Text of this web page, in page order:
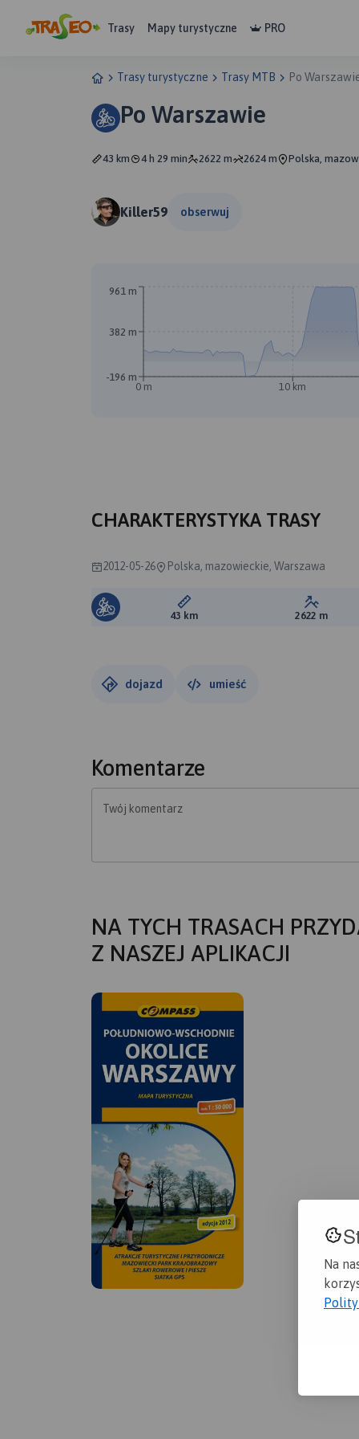
Na
Trasy Mapy turystyczne PRO
Trasy turystyczne Trasy MTB Po
Po Warszawie
43 km 4 h 29 min 2622 m 2624 m Polska,
Killer59 obserwuj
0 m 10 km
-196 m
382 m
961 m
CHARAKTERYSTYKA TRASY
2012-05-26 Polska, mazowieckie, Warszawa
Długość trasy:
43 km Suma
2622 m
dojazd umieść
Komentarze
Twój komentarz
NA TYCH TRASACH
Z NASZEJ APLIKACJI